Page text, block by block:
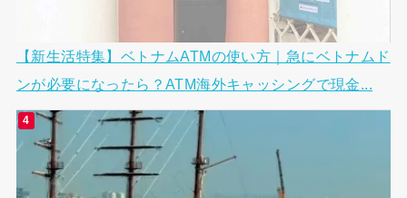
【新生活特集】ベトナムATMの使い方｜急にベトナムド
ンが必要になったら？ATM海外キャッシングで現金...